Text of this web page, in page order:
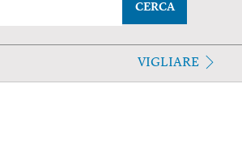
CERCA
VIGLIARE